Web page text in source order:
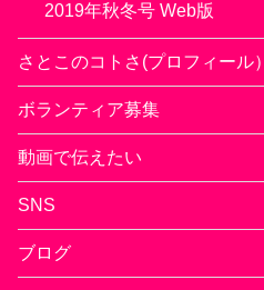
2019年秋冬号 Web版
さとこのコトさ(プロフィール）
ボランティア募集
動画で伝えたい
SNS
ブログ